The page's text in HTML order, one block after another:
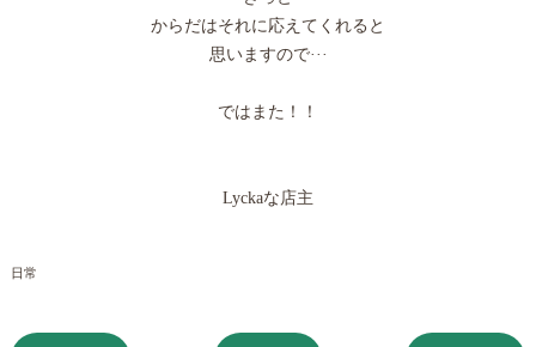
からだはそれに応えてくれると
思いますので···
ではまた！！
Lyckaな店主
日常